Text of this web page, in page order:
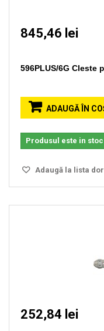
845,46 lei
596PLUS/6G Cleste
ADAUGĂ ÎN
Produsul este in stoc
Adaugă la lista
252,84 lei